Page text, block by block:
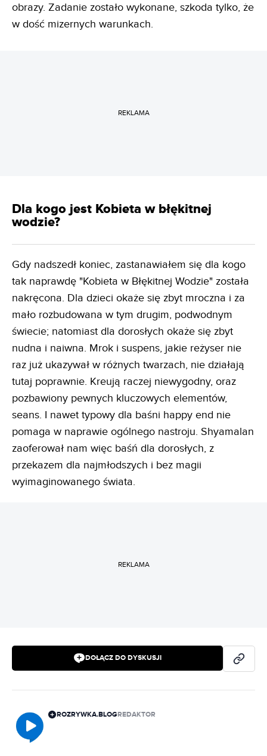
obrazy. Zadanie zostało wykonane, szkoda tylko, że
w dość mizernych warunkach.
REKLAMA
Dla kogo jest Kobieta w błękitnej
wodzie?
Gdy nadszedł koniec, zastanawiałem się dla kogo
tak naprawdę "Kobieta w Błękitnej Wodzie" została
nakręcona. Dla dzieci okaże się zbyt mroczna i za
mało rozbudowana w tym drugim, podwodnym
świecie; natomiast dla dorosłych okaże się zbyt
nudna i naiwna. Mrok i suspens, jakie reżyser nie
raz już ukazywał w różnych twarzach, nie działają
tutaj poprawnie. Kreują raczej niewygodny, oraz
pozbawiony pewnych kluczowych elementów,
seans. I nawet typowy dla baśni happy end nie
pomaga w naprawie ogólnego nastroju. Shyamalan
zaoferował nam więc baśń dla dorosłych, z
przekazem dla najmłodszych i bez magii
wyimaginowanego świata.
REKLAMA
DOŁĄCZ DO DYSKUSJI
ROZRYWKA.BLOGREDAKTOR